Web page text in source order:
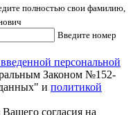
полностью свои фамилию,
Введите номер
персональной
Законом №152-
и политикой
согласия на